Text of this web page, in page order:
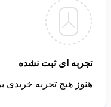
تجربه ای ثبت نشده
هنوز هیچ تجربه